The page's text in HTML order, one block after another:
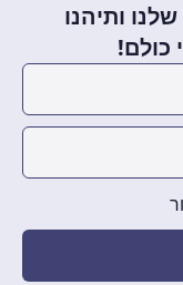
ותיהנו
כולם!